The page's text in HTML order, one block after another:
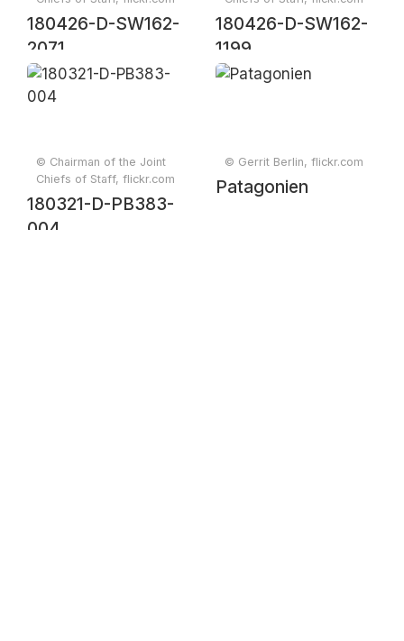
180426-D-SW162-
2071
180426-D-SW162-
1199
© Chairman of the Joint
Chiefs of Staff, flickr.com
180321-D-PB383-
004
© Gerrit Berlin, flickr.com
Patagonien